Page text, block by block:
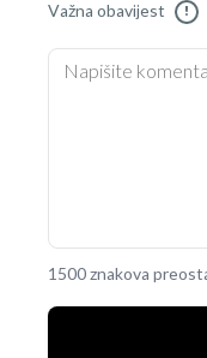
Važna obavijest !
1500 znakova